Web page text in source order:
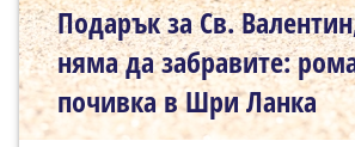
Подарък за Св.
няма да забравите:
почивка в Шри Ланка